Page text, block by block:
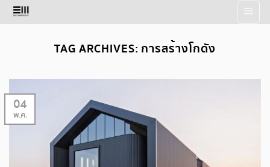
Skip
to
TAG ARCHIVES:การสร้างโกดัง
04
พ.ค.